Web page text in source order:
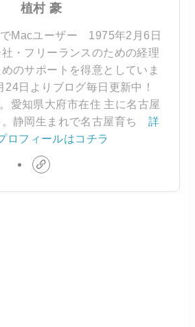
植村 豪
Macユーザー 1975年2月6日
・フリーランスのための経理
のサポートを得意としていま
24日よりブログ毎日更新中！
愛知県大府市在住 主に名古屋
静岡生まれで名古屋育ち 詳
ロフィールはコチラ